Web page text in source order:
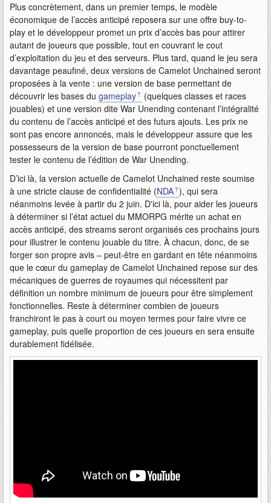
Plus concrètement, dans un premier temps, le modèle
économique de l’accès anticipé reposera sur une offre buy-to-
play et le développeur promet un prix d’accès bas pour attirer
autant de joueurs que possible, tout en couvrant le cout
d’exploitation du jeu et des serveurs. Plus tard, quand le jeu sera
davantage peaufiné, deux versions de Camelot Unchained seront
proposées à la vente : une version de base permettant de
découvrir les bases du gameplay
(quelques classes et races
jouables) et une version dite War Unending contenant l’intégralité
du contenu de l’accès anticipé et des futurs ajouts. Les prix ne
sont pas encore annoncés, mais le développeur assure que les
possesseurs de la version de base pourront ponctuellement
tester le contenu de l’édition de War Unending.
D’ici là, la version actuelle de Camelot Unchained reste soumise
à une stricte clause de confidentialité (NDA ), qui sera
néanmoins levée à partir du 2 juin. D'ici là, pour aider les joueurs
à déterminer si l’état actuel du MMORPG mérite un achat en
accès anticipé, des streams seront organisés ces prochains jours
pour illustrer le contenu jouable du titre. À chacun, donc, de se
forger son propre avis – peut-être en gardant en tête néanmoins
que le cœur du gameplay de Camelot Unchained repose sur des
mécaniques de guerres de royaumes qui nécessitent par
définition un nombre minimum de joueurs pour être simplement
fonctionnelles. Reste à déterminer combien de joueurs
franchiront le pas à court ou moyen termes pour faire vivre ce
gameplay, puis quelle proportion de ces joueurs en sera ensuite
durablement fidélisée.